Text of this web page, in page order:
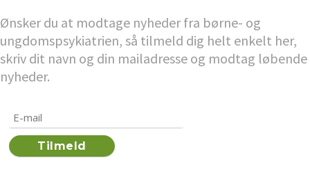
Ønsker du at modtage nyheder fra børne- og
ungdomspsykiatrien, så tilmeld dig helt enkelt her,
skriv dit navn og din mailadresse og modtag løbende
nyheder.